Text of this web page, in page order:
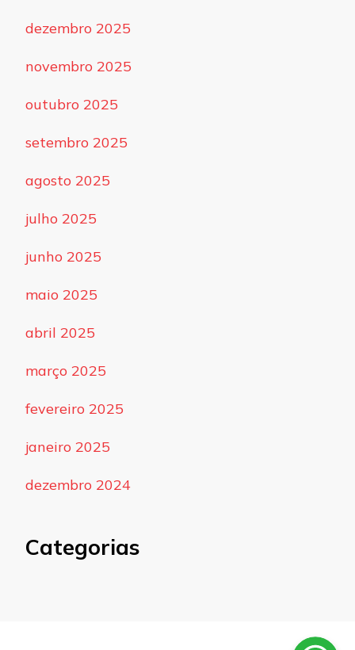
dezembro 2025
novembro 2025
outubro 2025
setembro 2025
agosto 2025
julho 2025
junho 2025
maio 2025
abril 2025
março 2025
fevereiro 2025
janeiro 2025
dezembro 2024
Categorias